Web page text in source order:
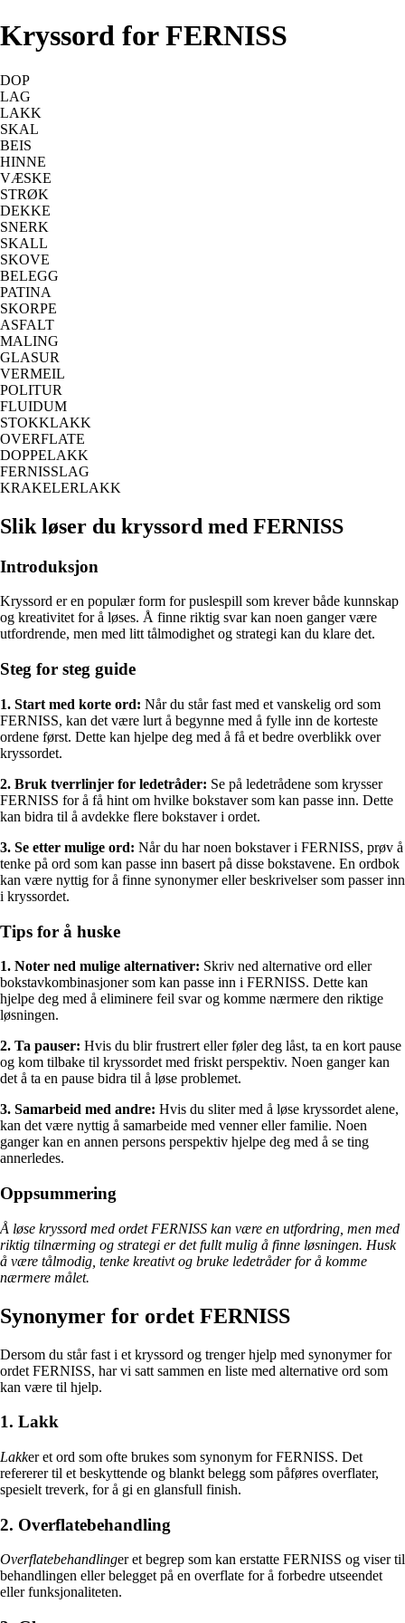
Kryssord for FERNISS
DOP
LAG
LAKK
SKAL
BEIS
HINNE
VÆSKE
STRØK
DEKKE
SNERK
SKALL
SKOVE
BELEGG
PATINA
SKORPE
ASFALT
MALING
GLASUR
VERMEIL
POLITUR
FLUIDUM
STOKKLAKK
OVERFLATE
DOPPELAKK
FERNISSLAG
KRAKELERLAKK
Slik løser du kryssord med FERNISS
Introduksjon
Kryssord er en populær form for puslespill som krever både kunnskap
og kreativitet for å løses. Å finne riktig svar kan noen ganger være
utfordrende, men med litt tålmodighet og strategi kan du klare det.
Steg for steg guide
1. Start med korte ord: Når du står fast med et vanskelig ord som
FERNISS, kan det være lurt å begynne med å fylle inn de korteste
ordene først. Dette kan hjelpe deg med å få et bedre overblikk over
kryssordet.
2. Bruk tverrlinjer for ledetråder: Se på ledetrådene som krysser
FERNISS for å få hint om hvilke bokstaver som kan passe inn. Dette
kan bidra til å avdekke flere bokstaver i ordet.
3. Se etter mulige ord: Når du har noen bokstaver i FERNISS, prøv å
tenke på ord som kan passe inn basert på disse bokstavene. En ordbok
kan være nyttig for å finne synonymer eller beskrivelser som passer inn
i kryssordet.
Tips for å huske
1. Noter ned mulige alternativer: Skriv ned alternative ord eller
bokstavkombinasjoner som kan passe inn i FERNISS. Dette kan
hjelpe deg med å eliminere feil svar og komme nærmere den riktige
løsningen.
2. Ta pauser: Hvis du blir frustrert eller føler deg låst, ta en kort pause
og kom tilbake til kryssordet med friskt perspektiv. Noen ganger kan
det å ta en pause bidra til å løse problemet.
3. Samarbeid med andre: Hvis du sliter med å løse kryssordet alene,
kan det være nyttig å samarbeide med venner eller familie. Noen
ganger kan en annen persons perspektiv hjelpe deg med å se ting
annerledes.
Oppsummering
Å løse kryssord med ordet FERNISS kan være en utfordring, men med
riktig tilnærming og strategi er det fullt mulig å finne løsningen. Husk
å være tålmodig, tenke kreativt og bruke ledetråder for å komme
nærmere målet.
Synonymer for ordet FERNISS
Dersom du står fast i et kryssord og trenger hjelp med synonymer for
ordet FERNISS, har vi satt sammen en liste med alternative ord som
kan være til hjelp.
1. Lakk
Lakker et ord som ofte brukes som synonym for FERNISS. Det
refererer til et beskyttende og blankt belegg som påføres overflater,
spesielt treverk, for å gi en glansfull finish.
2. Overflatebehandling
Overflatebehandlinger et begrep som kan erstatte FERNISS og viser til
behandlingen eller belegget på en overflate for å forbedre utseendet
eller funksjonaliteten.